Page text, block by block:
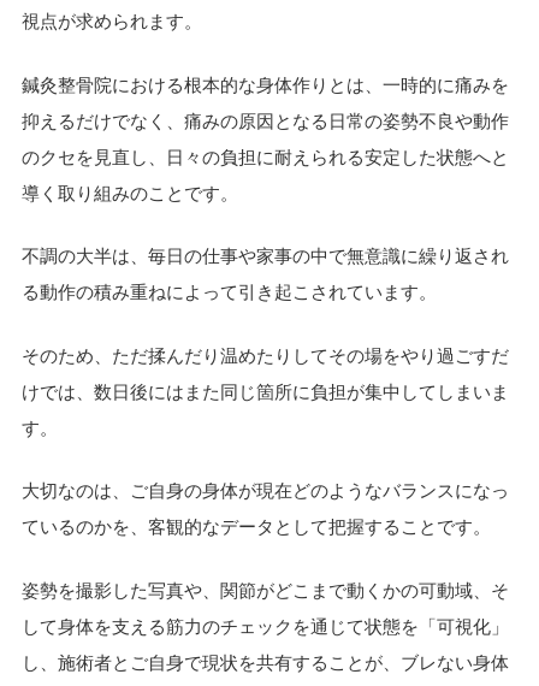
視点が求められます。
鍼灸整骨院における根本的な身体作りとは、一時的に痛みを
抑えるだけでなく、痛みの原因となる日常の姿勢不良や動作
のクセを見直し、日々の負担に耐えられる安定した状態へと
導く取り組みのことです。
不調の大半は、毎日の仕事や家事の中で無意識に繰り返され
る動作の積み重ねによって引き起こされています。
そのため、ただ揉んだり温めたりしてその場をやり過ごすだ
けでは、数日後にはまた同じ箇所に負担が集中してしまいま
す。
大切なのは、ご自身の身体が現在どのようなバランスになっ
ているのかを、客観的なデータとして把握することです。
姿勢を撮影した写真や、関節がどこまで動くかの可動域、そ
して身体を支える筋力のチェックを通じて状態を「可視化」
し、施術者とご自身で現状を共有することが、ブレない身体